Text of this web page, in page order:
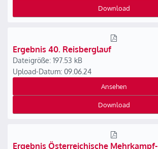
Download
Ergebnis 40. Reisberglauf
Dateigröße: 197.53 kB
Upload-Datum: 09.06.24
Ansehen
Download
Ergebnis Österreichische Mehrkampf-